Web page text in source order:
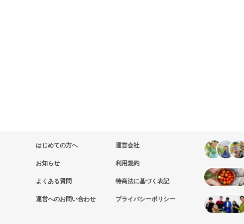
はじめての方へ
お知らせ
よくある質問
運営へのお問い合わせ
運営会社
利用規約
特商法に基づく表記
プライバシーポリシー